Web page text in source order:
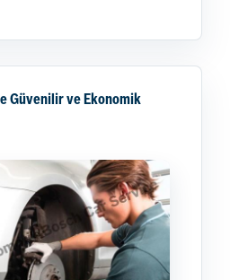
Güvenilir ve Ekonomik